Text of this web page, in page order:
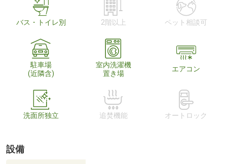
バス・トイレ別 2階以上 ペット相談可
駐車場
(近隣含)
室内洗濯機
置き場
エアコン
洗面所独立 追焚機能 オートロック
設備